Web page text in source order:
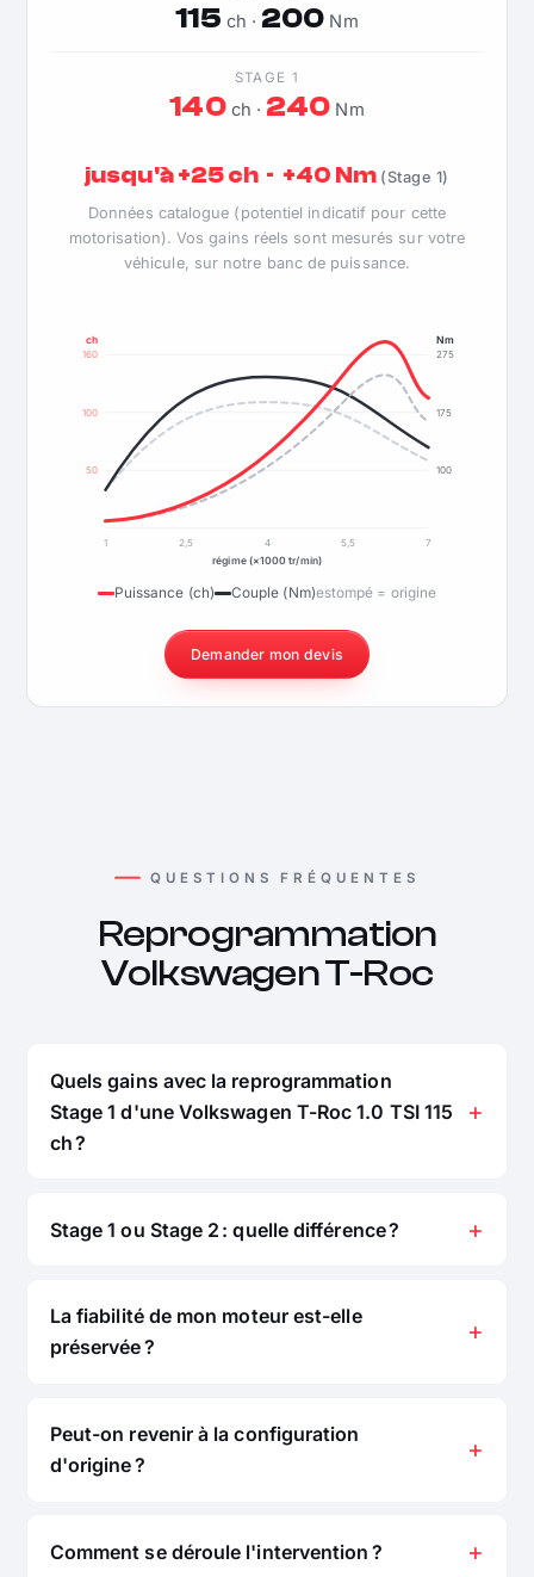
115 ch · 200 Nm
STAGE 1
140ch · 240 Nm
jusqu'à +25 ch · +40 Nm (Stage 1)
Données catalogue (potentiel indicatif pour cette
motorisation). Vos gains réels sont mesurés sur votre
véhicule, sur notre banc de puissance.
50
100
160
100
175
275
ch Nm
1 2,5 4 5,5
7
régime (×1000 tr/min)
Puissance (ch) Couple (Nm)estompé = origine
Demander mon devis
QUESTIONS FRÉQUENTES
Reprogrammation
Volkswagen T-Roc
Quels gains avec la reprogrammation
Stage 1 d'une Volkswagen T-Roc 1.0 TSI 115
ch ?
Stage 1 ou Stage 2 : quelle différence ?
La fiabilité de mon moteur est-elle
préservée ?
Peut-on revenir à la configuration
d'origine ?
Comment se déroule l'intervention ?